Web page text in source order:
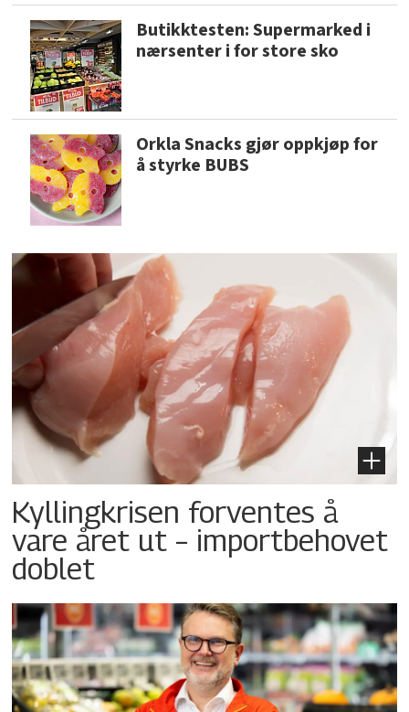
Butikktesten: Supermarked i
nærsenter i for store sko
Orkla Snacks gjør oppkjøp for
å styrke BUBS
Kyllingkrisen forventes å
vare året ut – importbehovet
doblet